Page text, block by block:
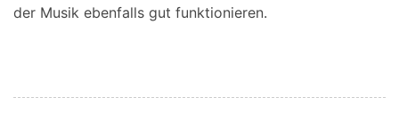
der Musik ebenfalls gut funktionieren.